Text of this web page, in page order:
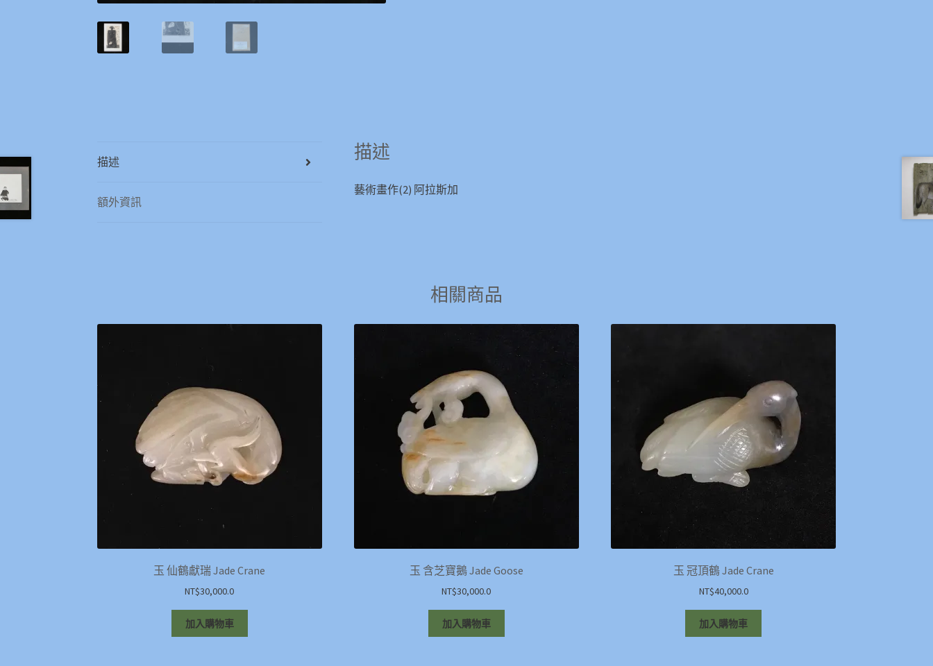
描述
額外資訊
描述
藝術畫作(2) 阿拉斯加
相關商品
玉 仙鶴獻瑞 Jade Crane
NT$30,000.0
加入購物車
玉 含芝寶鵝 Jade Goose
NT$30,000.0
加入購物車
玉 冠頂鶴 Jade Crane
NT$40,000.0
加入購物車